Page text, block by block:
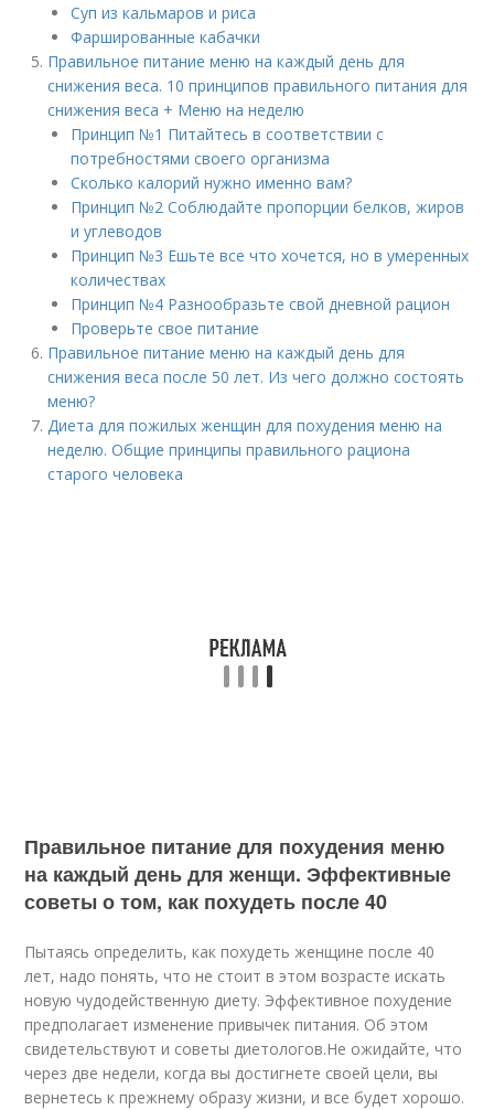
Суп из кальмаров и риса
Фаршированные кабачки
Правильное питание меню на каждый день для
снижения веса. 10 принципов правильного питания для
снижения веса + Меню на неделю
Принцип №1 Питайтесь в соответствии с
потребностями своего организма
Сколько калорий нужно именно вам?
Принцип №2 Соблюдайте пропорции белков, жиров
и углеводов
Принцип №3 Ешьте все что хочется, но в умеренных
количествах
Принцип №4 Разнообразьте свой дневной рацион
Проверьте свое питание
Правильное питание меню на каждый день для
снижения веса после 50 лет. Из чего должно состоять
меню?
Диета для пожилых женщин для похудения меню на
неделю. Общие принципы правильного рациона
старого человека
Правильное питание для похудения меню
на каждый день для женщи. Эффективные
советы о том, как похудеть после 40
Пытаясь определить, как похудеть женщине после 40
лет, надо понять, что не стоит в этом возрасте искать
новую чудодейственную диету. Эффективное похудение
предполагает изменение привычек питания. Об этом
свидетельствуют и советы диетологов.Не ожидайте, что
через две недели, когда вы достигнете своей цели, вы
вернетесь к прежнему образу жизни, и все будет хорошо.